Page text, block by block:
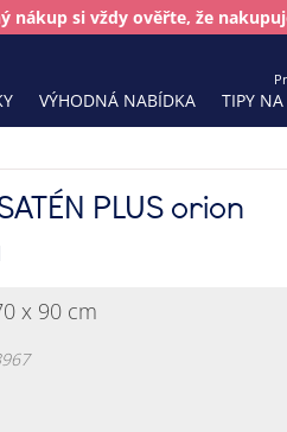
nákup si vždy ověřte, že
VÝHODNÁ NABÍDKA TIPY
PLUS orion
x 90 cm